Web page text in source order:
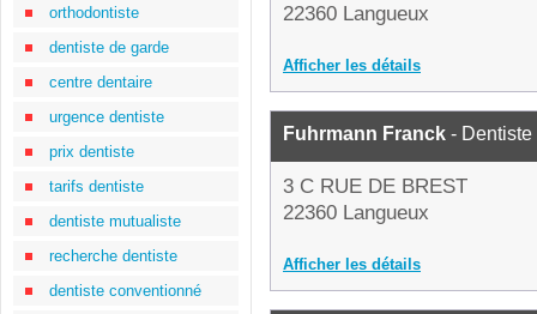
orthodontiste
dentiste de garde
centre dentaire
urgence dentiste
prix dentiste
tarifs dentiste
dentiste mutualiste
recherche dentiste
dentiste conventionné
22360 Langueux
Afficher les détails
Fuhrmann Franck - Dentiste
3 C RUE DE BREST
22360 Langueux
Afficher les détails